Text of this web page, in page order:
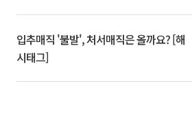
입추매직 '불발', 처서매직은 올까요? [해
시태그]